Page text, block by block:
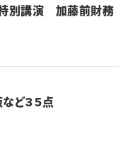
別講演 加藤前財務
ど３５点